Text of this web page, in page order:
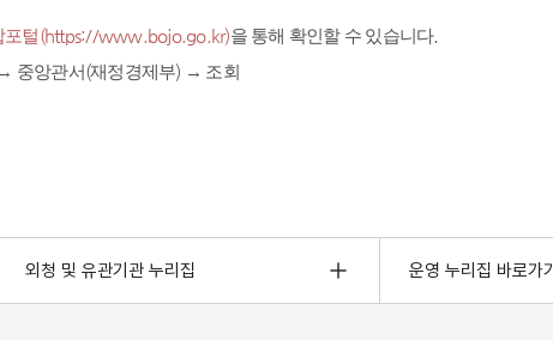
포털(https://www.bojo.go.kr)을 통해 확인할 수 있습니다.
중앙관서(재정경제부) → 조회
외청 및 유관기관 누리집 운영 누리집 바로가기